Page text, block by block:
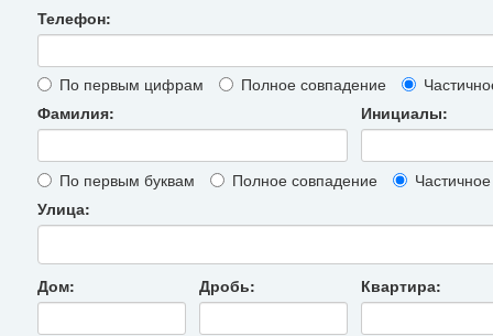
Телефон:
По первым цифрам Полное совпадение
Фамилия:
Инициалы:
По первым буквам Полное совпадение
Частичное
Улица:
Дом: Дробь: Квартира: